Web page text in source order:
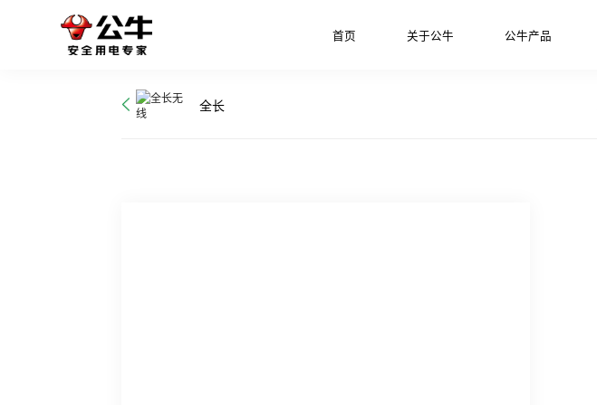
首页 关于公牛 公牛产品
全长